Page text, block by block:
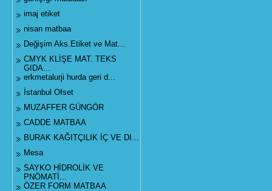
imaj etiket
nisan matbaa
Değişim Aks.Etiket ve Mat...
CMYK KLİŞE MAT. TEKS
GIDA...
erkmetalurji hurda geri d...
İstanbul Ofset
MUZAFFER GÜNGÖR
CADDE MATBAA
BURAK KAĞITÇILIK İÇ VE DI...
Mesa
SAYKO HİDROLİK VE
PNÖMATİ...
ÖZER FORM MATBAA